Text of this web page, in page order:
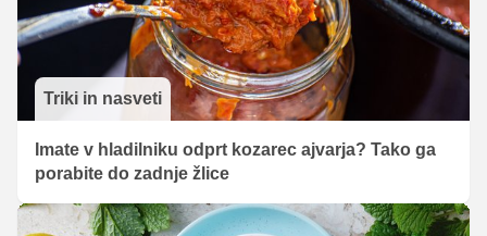
Triki in nasveti
Imate v hladilniku odprt kozarec ajvarja? Tako ga
porabite do zadnje žlice